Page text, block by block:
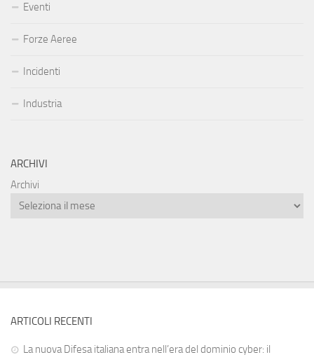
Eventi
Forze Aeree
Incidenti
Industria
ARCHIVI
Archivi
ARTICOLI RECENTI
La nuova Difesa italiana entra nell’era del dominio cyber: il